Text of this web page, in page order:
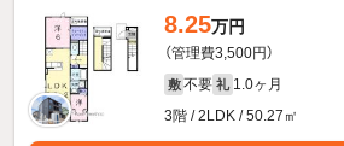
8.25万円
（管理費3,500円）
敷 不要 礼 1.0ヶ月
3階 / 2LDK / 50.27㎡